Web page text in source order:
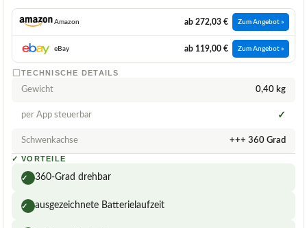
Amazon ab 272,03 € Zum Angebot »
eBay ab 119,00 € Zum Angebot »
TECHNISCHE DETAILS
Gewicht 0,40 kg
per App steuerbar ✓
Schwenkachse +++ 360 Grad
✓ VORTEILE
✓ 360-Grad drehbar
✓ ausgezeichnete Batterielaufzeit